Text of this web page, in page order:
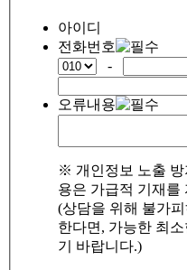
아이디
전화번호
-
오류내용
※ 개인정보 노출 방
용은 가급적 기재를
(상담을 위해 불가
한다면, 가능한 최
기 바랍니다.)